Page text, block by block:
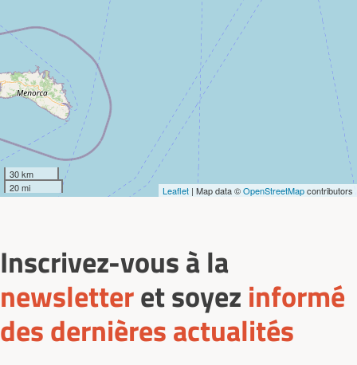
30 km
20 mi
Leaflet | Map data ©OpenStreetMapcontributors
Inscrivez-vous à la
newsletteret soyez informé
des dernières actualités